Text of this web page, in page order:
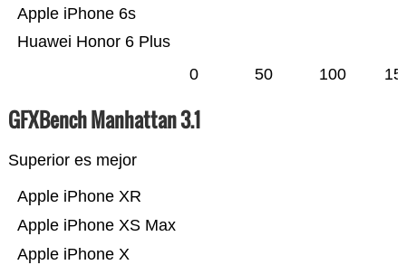
Huawei Honor 6 Plus
Apple iPhone 6s
0 50 100
GFXBench Manhattan 3.1
Superior es mejor
Apple iPhone X
Apple iPhone XS Max
Apple iPhone XR